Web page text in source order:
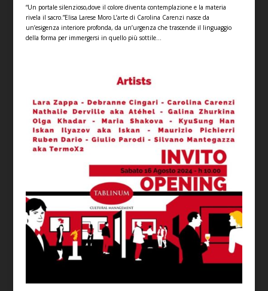
“Un portale silenzioso,dove il colore diventa contemplazione e la materia
rivela il sacro.”Elisa Larese Moro L’arte di Carolina Carenzi nasce da
un’esigenza interiore profonda, da un’urgenza che trascende il linguaggio
della forma per immergersi in quello più sottile...